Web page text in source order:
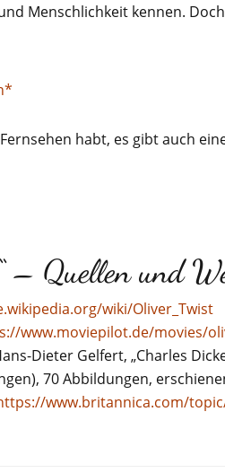
Menschlichkeit kennen.
habt, es gibt auch
– Quellen und
wiki/Oliver_Twist
www.moviepilot.de/movies/
Dieter Gelfert, „Charles
70 Abbildungen,
www.britannica.com/